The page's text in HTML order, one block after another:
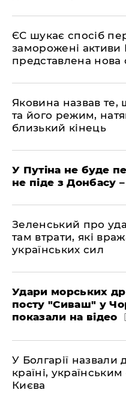
ЄС шукає спосіб
заморожені активи
представлена ​​нова
Яковина назвав те,
та його режим,
близький кінець
У Путіна не буде
не піде з Донбасу
Зеленський про
там втрати, які
українських сил
Удари морських
посту "Сиваш" у
показали на відео
У Болгарії
країні,
Києва